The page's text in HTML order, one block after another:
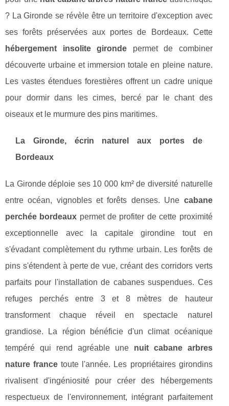
? La Gironde se révèle être un territoire d'exception avec
ses forêts préservées aux portes de Bordeaux. Cette
hébergement insolite gironde permet de combiner
découverte urbaine et immersion totale en pleine nature.
Les vastes étendues forestières offrent un cadre unique
pour dormir dans les cimes, bercé par le chant des
oiseaux et le murmure des pins maritimes.
La Gironde, écrin naturel aux portes de
Bordeaux
La Gironde déploie ses 10 000 km² de diversité naturelle
entre océan, vignobles et forêts denses. Une cabane
perchée bordeaux permet de profiter de cette proximité
exceptionnelle avec la capitale girondine tout en
s'évadant complètement du rythme urbain. Les forêts de
pins s'étendent à perte de vue, créant des corridors verts
parfaits pour l'installation de cabanes suspendues. Ces
refuges perchés entre 3 et 8 mètres de hauteur
transforment chaque réveil en spectacle naturel
grandiose. La région bénéficie d'un climat océanique
tempéré qui rend agréable une nuit cabane arbres
nature france toute l'année. Les propriétaires girondins
rivalisent d'ingéniosité pour créer des hébergements
respectueux de l'environnement, intégrant parfaitement